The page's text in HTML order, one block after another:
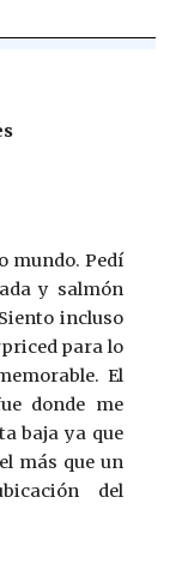
mundo. Pedí
y salmón
incluso
para lo
El
donde me
baja ya que
más que un
del